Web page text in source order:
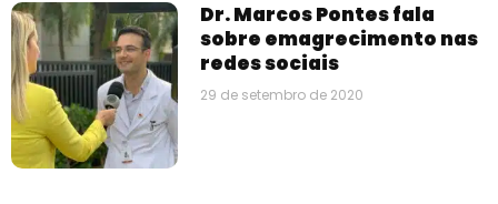
Dr. Marcos Pontes fala
sobre emagrecimento nas
redes sociais
29 de setembro de 2020